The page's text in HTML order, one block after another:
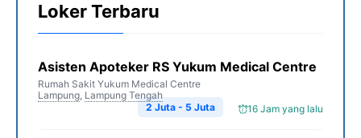
Loker Terbaru
Asisten Apoteker RS Yukum Medical Centre
Rumah Sakit Yukum Medical Centre
Lampung, Lampung Tengah
16 Jam yang lalu
2 Juta - 5 Juta